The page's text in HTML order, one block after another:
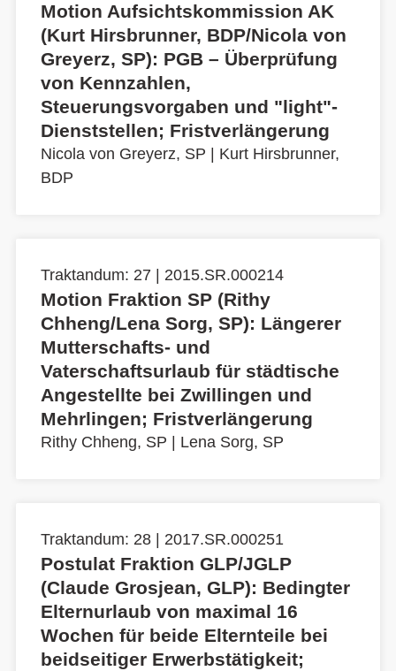
Motion Aufsichtskommission AK
(Kurt Hirsbrunner, BDP/Nicola von
Greyerz, SP): PGB – Überprüfung
von Kennzahlen,
Steuerungsvorgaben und "light"-
Dienststellen; Fristverlängerung
Nicola von Greyerz, SP
Kurt Hirsbrunner,
BDP
Traktandum: 27 | 2015.SR.000214
Motion Fraktion SP (Rithy
Chheng/Lena Sorg, SP): Längerer
Mutterschafts- und
Vaterschaftsurlaub für städtische
Angestellte bei Zwillingen und
Mehrlingen; Fristverlängerung
Rithy Chheng, SP Lena Sorg, SP
Traktandum: 28 | 2017.SR.000251
Postulat Fraktion GLP/JGLP
(Claude Grosjean, GLP): Bedingter
Elternurlaub von maximal 16
Wochen für beide Elternteile bei
beidseitiger Erwerbstätigkeit;